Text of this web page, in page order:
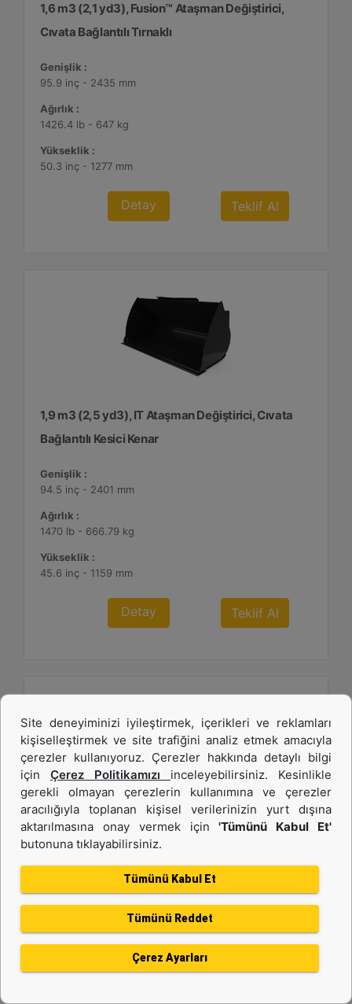
1,6 m3 (2,1 yd3), Fusion™ Ataşman Değiştirici,
Cıvata Bağlantılı Tırnaklı
Genişlik :
95.9 inç - 2435 mm
Ağırlık :
1426.4 lb - 647 kg
Yükseklik :
50.3 inç - 1277 mm
Detay Teklif Al
1,9 m3 (2,5 yd3), IT Ataşman Değiştirici, Cıvata
Bağlantılı Kesici Kenar
Genişlik :
94.5 inç - 2401 mm
Ağırlık :
1470 lb - 666.79 kg
Yükseklik :
45.6 inç - 1159 mm
Detay Teklif Al
1,9 m3 (2,5 yd3), ISO Ataşman Değiştirici, Cıvata
Bağlantılı Kesici Kenar
94.5 inç - 2401 mm
1470 lb - 666.79 kg
Site deneyiminizi iyileştirmek, içerikleri ve reklamları
kişiselleştirmek ve site trafiğini analiz etmek amacıyla
çerezler kullanıyoruz. Çerezler hakkında detaylı bilgi
için Çerez Politikamızı inceleyebilirsiniz. Kesinlikle
gerekli olmayan çerezlerin kullanımına ve çerezler
aracılığıyla toplanan kişisel verilerinizin yurt dışına
aktarılmasına onay vermek için'Tümünü Kabul Et'
butonuna tıklayabilirsiniz.
Tümünü Kabul Et
Tümünü Reddet
Çerez Ayarları